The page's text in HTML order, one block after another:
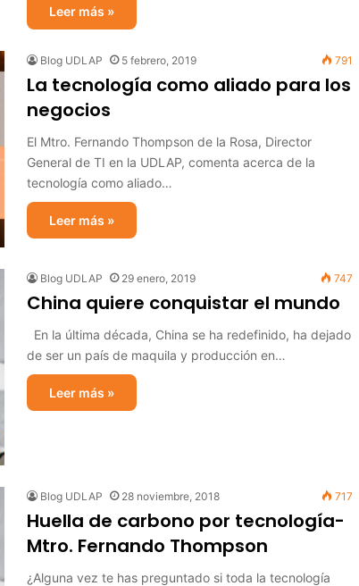
Leer más »
Blog UDLAP 5 febrero, 2019 791
La tecnología como aliado para los
negocios
El Mtro. Fernando Thompson de la Rosa, Director
General de TI en la UDLAP, comenta acerca de la
tecnología como aliado…
Leer más »
Blog UDLAP 29 enero, 2019 747
China quiere conquistar el mundo
En la última década, China se ha redefinido, ha dejado
de ser un país de maquila y producción en…
Leer más »
Blog UDLAP 28 noviembre, 2018 717
Huella de carbono por tecnología-
Mtro. Fernando Thompson
¿Alguna vez te has preguntado si toda la tecnología